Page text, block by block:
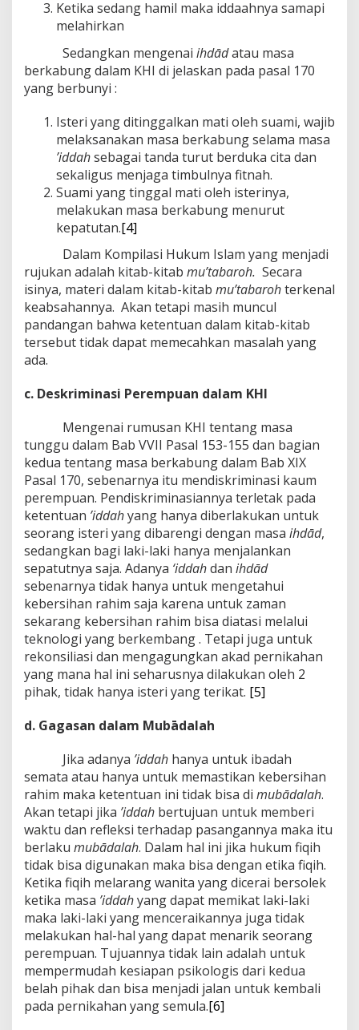
Ketika sedang hamil maka iddaahnya samapi
melahirkan
Sedangkan mengenai ihdādatau masa
berkabung dalam KHI di jelaskan pada pasal 170
yang berbunyi :
Isteri yang ditinggalkan mati oleh suami, wajib
melaksanakan masa berkabung selama masa
’iddahsebagai tanda turut berduka cita dan
sekaligus menjaga timbulnya fitnah.
Suami yang tinggal mati oleh isterinya,
melakukan masa berkabung menurut
kepatutan.[4]
Dalam Kompilasi Hukum Islam yang menjadi
rujukan adalah kitab-kitab mu’tabaroh. Secara
isinya, materi dalam kitab-kitab mu’tabarohterkenal
keabsahannya. Akan tetapi masih muncul
pandangan bahwa ketentuan dalam kitab-kitab
tersebut tidak dapat memecahkan masalah yang
ada.
c. Deskriminasi Perempuan dalam KHI
Mengenai rumusan KHI tentang masa
tunggu dalam Bab VVII Pasal 153-155 dan bagian
kedua tentang masa berkabung dalam Bab XIX
Pasal 170, sebenarnya itu mendiskriminasi kaum
perempuan. Pendiskriminasiannya terletak pada
ketentuan ’iddahyang hanya diberlakukan untuk
seorang isteri yang dibarengi dengan masa ihdād,
sedangkan bagi laki-laki hanya menjalankan
sepatutnya saja. Adanya ‘iddahdan ihdād
sebenarnya tidak hanya untuk mengetahui
kebersihan rahim saja karena untuk zaman
sekarang kebersihan rahim bisa diatasi melalui
teknologi yang berkembang . Tetapi juga untuk
rekonsiliasi dan mengagungkan akad pernikahan
yang mana hal ini seharusnya dilakukan oleh 2
pihak, tidak hanya isteri yang terikat. [5]
d. Gagasan dalam Mubādalah
Jika adanya ’iddah hanya untuk ibadah
semata atau hanya untuk memastikan kebersihan
rahim maka ketentuan ini tidak bisa di mubādalah.
Akan tetapi jika ’iddah bertujuan untuk memberi
waktu dan refleksi terhadap pasangannya maka itu
berlaku mubādalah. Dalam hal ini jika hukum fiqih
tidak bisa digunakan maka bisa dengan etika fiqih.
Ketika fiqih melarang wanita yang dicerai bersolek
ketika masa ’iddahyang dapat memikat laki-laki
maka laki-laki yang menceraikannya juga tidak
melakukan hal-hal yang dapat menarik seorang
perempuan. Tujuannya tidak lain adalah untuk
mempermudah kesiapan psikologis dari kedua
belah pihak dan bisa menjadi jalan untuk kembali
pada pernikahan yang semula.[6]